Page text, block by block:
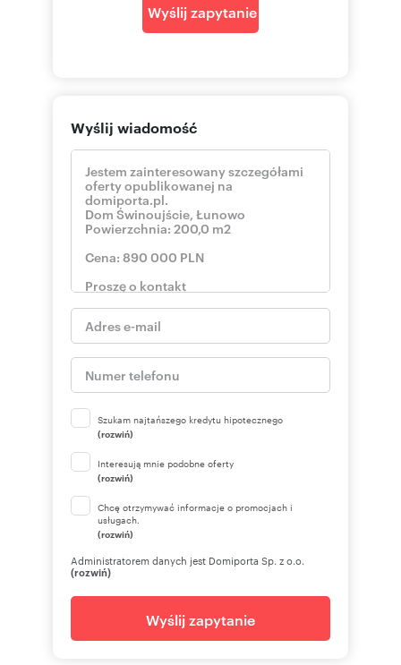
Roman (licencja nr: 1480)
Numer oferty: ACE-DS-143724-11
Nr licencji zawodowej: 1480
Wyślij zapytanie
Wyślij wiadomość
Szukam najtańszego kredytu hipotecznego
(rozwiń)
Interesują mnie podobne oferty
(rozwiń)
Chcę otrzymywać informacje o promocjach i
usługach.
(rozwiń)
Administratorem danych jest Domiporta Sp. z o.o.
(rozwiń)
Wyślij zapytanie